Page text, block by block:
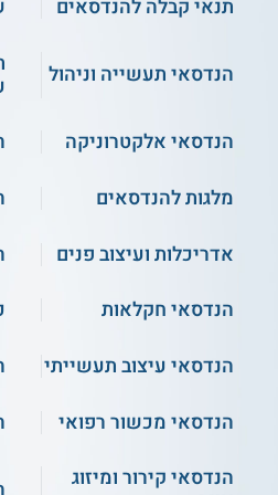
גידולי שדה, ירקות
המשק ומכיר את דרכי
האנטומיה של חיות
החיים בחווה ועל
המשמשות היום
קרקע ומים -מצב
לספק מים זמינים
בינלאומית בתחום
התחילו ללמוד
תנאי קבלה להנדסאים
הנדסאי תעשייה וניהול
הנדסאי אלקטרוניקה
מלגות להנדסאים
אדריכלות ועיצוב פנים
הנדסאי חקלאות
הנדסאי עיצוב תעשייתי
הנדסאי מכשור רפואי
הנדסאי קירור ומיזוג